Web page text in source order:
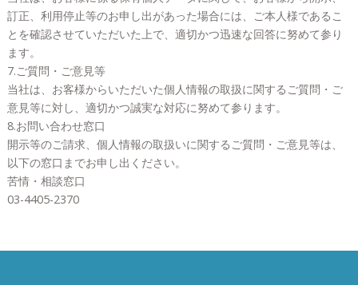
訂正、利用停止等のお申し出があった場合には、ご本人様であるこ
とを確認させていただいた上で、適切かつ迅速な回答に努めて参り
ます。
7.ご質問・ご意見等
当社は、お客様からいただいた個人情報の取扱に関するご質問・ご
意見等に対し、適切かつ誠実な対応に努めて参ります。
8.お問い合わせ窓口
開示等のご請求、個人情報の取扱いに関するご質問・ご意見等は、
以下の窓口までお申し出ください。
苦情・相談窓口
03-4405-2370